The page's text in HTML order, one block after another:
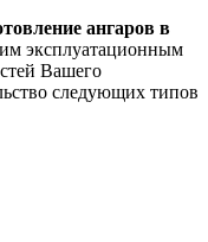
ангаров в
эксплуатационным
Вашего
следующих типов